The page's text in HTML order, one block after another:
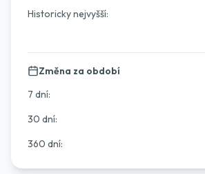
Historicky nejvyšší:
Změna za období
7 dní:
30 dní:
360 dní: